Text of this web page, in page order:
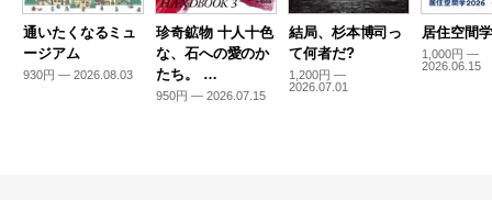
通いたくなるミュ
ージアム
930円 — 2026.08.03
珍奇鉱物 十人十色
な、石への愛のか
たち。 …
950円 — 2026.07.15
結局、杉本博司っ
て何者だ?
1,200円 —
2026.07.01
居住空間
1,000円 —
2026.06.15